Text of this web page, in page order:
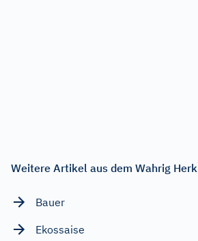
Weitere Artikel aus dem Wahrig
Bauer
Ekossaise